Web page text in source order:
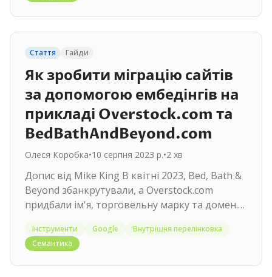
Стаття Гайди
Як зробити міграцію сайтів
за допомогою ембедінгів на
прикладі Overstock.com та
BedBathAndBeyond.com
Олеся Коробка•10 серпня 2023 р.•2 хв
Допис від Mike King В квітні 2023, Bed, Bath &
Beyond збанкрутували, а Overstock.com
придбали ім'я, торговельну марку та домен.
Інструменти Google
Внутрішня перелінковка
Семантика